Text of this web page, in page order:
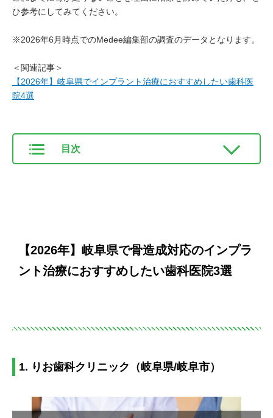
ひ参考にしてみてください。
※2026年6月時点でのMedee編集部の調査のデータとなります。
＜関連記事＞
【2026年】岐阜県でインプラント治療におすすめしたい歯科医
院4選
目次
【2026年】岐阜県で骨造成対応のインプラ
ント治療におすすめしたい歯科医院3選
1. りお歯科クリニック（岐阜県/岐阜市）